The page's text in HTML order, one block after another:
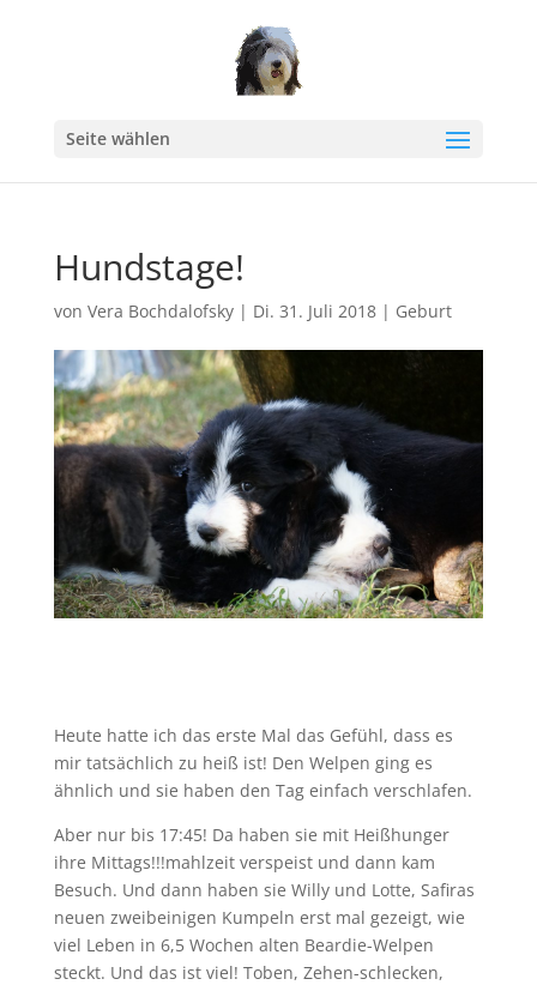
Seite wählen
Hundstage!
von Vera Bochdalofsky| Di. 31. Juli 2018| Geburt
Heute hatte ich das erste Mal das Gefühl, dass es
mir tatsächlich zu heiß ist! Den Welpen ging es
ähnlich und sie haben den Tag einfach verschlafen.
Aber nur bis 17:45! Da haben sie mit Heißhunger
ihre Mittags!!!mahlzeit verspeist und dann kam
Besuch. Und dann haben sie Willy und Lotte, Safiras
neuen zweibeinigen Kumpeln erst mal gezeigt, wie
viel Leben in 6,5 Wochen alten Beardie-Welpen
steckt. Und das ist viel! Toben, Zehen-schlecken,